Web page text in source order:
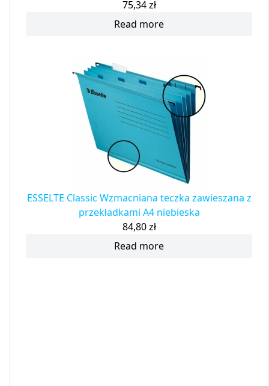
75,34zł
Read more
ESSELTE Classic Wzmacniana teczka zawieszana z
przekładkami A4 niebieska
84,80zł
Read more